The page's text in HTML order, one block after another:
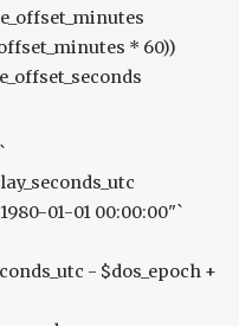
* 60))
01-01 00:00:00"`
- $dos_epoch +